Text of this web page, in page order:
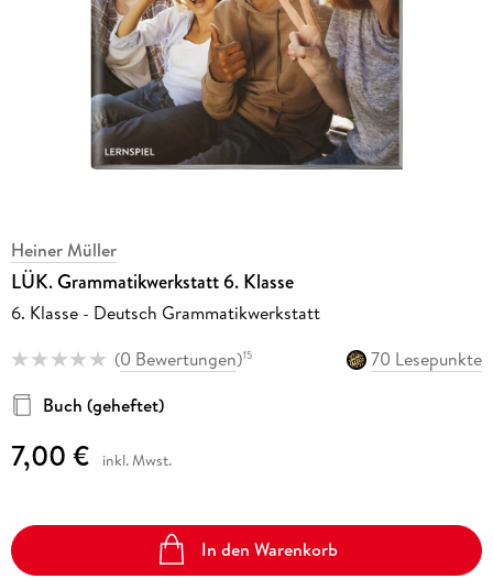
Heiner Müller
LÜK. Grammatikwerkstatt 6. Klasse
6. Klasse - Deutsch Grammatikwerkstatt
(0 Bewertungen)15
70 Lesepunkte
Buch (geheftet)
7,00 € inkl. Mwst.
In den Warenkorb